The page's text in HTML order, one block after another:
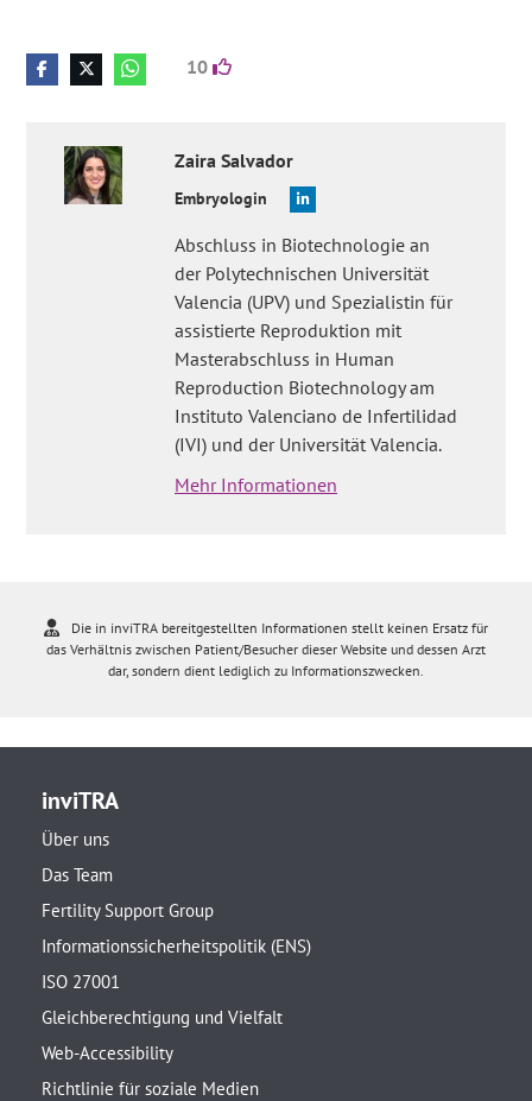
10
Zaira Salvador
Embryologin
Abschluss in Biotechnologie an
der Polytechnischen Universität
Valencia (UPV) und Spezialistin für
assistierte Reproduktion mit
Masterabschluss in Human
Reproduction Biotechnology am
Instituto Valenciano de Infertilidad
(IVI) und der Universität Valencia.
Mehr Informationen
Die in inviTRA bereitgestellten Informationen stellt keinen Ersatz für
das Verhältnis zwischen Patient/Besucher dieser Website und dessen Arzt
dar, sondern dient lediglich zu Informationszwecken.
inviTRA
Über uns
Das Team
Fertility Support Group
Informationssicherheitspolitik (ENS)
ISO 27001
Gleichberechtigung und Vielfalt
Web-Accessibility
Richtlinie für soziale Medien